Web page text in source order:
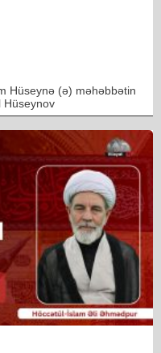
Hüseynə (ə) məhəbbətin
Hüseynov